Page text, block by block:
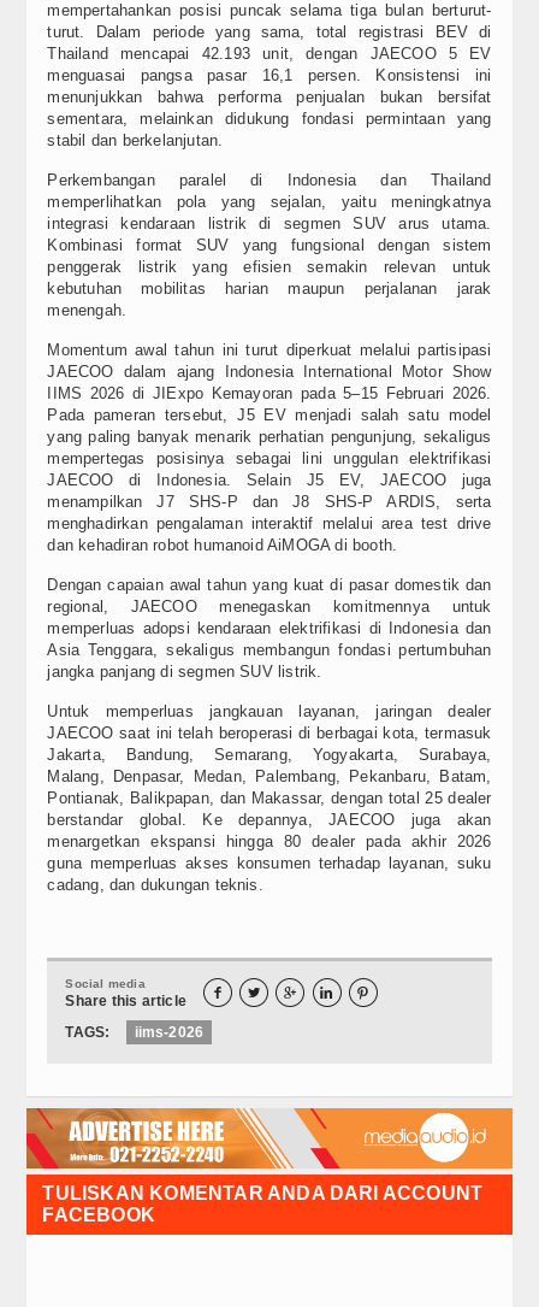
mempertahankan posisi puncak selama tiga bulan berturut-
turut. Dalam periode yang sama, total registrasi BEV di
Thailand mencapai 42.193 unit, dengan JAECOO 5 EV
menguasai pangsa pasar 16,1 persen. Konsistensi ini
menunjukkan bahwa performa penjualan bukan bersifat
sementara, melainkan didukung fondasi permintaan yang
stabil dan berkelanjutan.
Perkembangan paralel di Indonesia dan Thailand
memperlihatkan pola yang sejalan, yaitu meningkatnya
integrasi kendaraan listrik di segmen SUV arus utama.
Kombinasi format SUV yang fungsional dengan sistem
penggerak listrik yang efisien semakin relevan untuk
kebutuhan mobilitas harian maupun perjalanan jarak
menengah.
Momentum awal tahun ini turut diperkuat melalui partisipasi
JAECOO dalam ajang Indonesia International Motor Show
IIMS 2026 di JIExpo Kemayoran pada 5–15 Februari 2026.
Pada pameran tersebut, J5 EV menjadi salah satu model
yang paling banyak menarik perhatian pengunjung, sekaligus
mempertegas posisinya sebagai lini unggulan elektrifikasi
JAECOO di Indonesia. Selain J5 EV, JAECOO juga
menampilkan J7 SHS-P dan J8 SHS-P ARDIS, serta
menghadirkan pengalaman interaktif melalui area test drive
dan kehadiran robot humanoid AiMOGA di booth.
Dengan capaian awal tahun yang kuat di pasar domestik dan
regional, JAECOO menegaskan komitmennya untuk
memperluas adopsi kendaraan elektrifikasi di Indonesia dan
Asia Tenggara, sekaligus membangun fondasi pertumbuhan
jangka panjang di segmen SUV listrik.
Untuk memperluas jangkauan layanan, jaringan dealer
JAECOO saat ini telah beroperasi di berbagai kota, termasuk
Jakarta, Bandung, Semarang, Yogyakarta, Surabaya,
Malang, Denpasar, Medan, Palembang, Pekanbaru, Batam,
Pontianak, Balikpapan, dan Makassar, dengan total 25 dealer
berstandar global. Ke depannya, JAECOO juga akan
menargetkan ekspansi hingga 80 dealer pada akhir 2026
guna memperluas akses konsumen terhadap layanan, suku
cadang, dan dukungan teknis.
Social media
Share this article     
TAGS: iims-2026
TULISKAN KOMENTAR ANDA DARI ACCOUNT
FACEBOOK